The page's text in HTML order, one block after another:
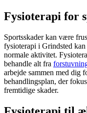
Fysioterapi for
Sportsskaderkan være
fysioterapi i Grindsted
normale aktivitet.
behandle alt fra
arbejde sammen med dig
behandlingsplan, der
fremtidige skader.